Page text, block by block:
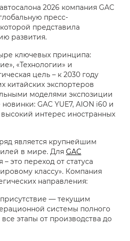
2026 компания GAC
пресс-
представила
развития.
ключевых принципа:
«Технологии» и
цель – к 2030 году
китайских экспортеров
моделями экспозиции
GAC YUE7, AION i60 и
интерес иностранных
является крупнейшим
в мире. Для GAC
это переход от статуса
классу». Компания
направления:
— текущим
системы полного
этапы от производства до